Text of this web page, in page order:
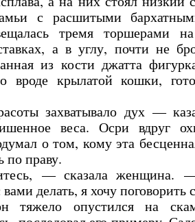
с расшитыми
тремя торшерами
а в углу, почти не
из кости джатта
вроде крылатой кошки,
захватывало дух —
веса. Осри вдруг
о том, кому эта
по праву.
— сказала женщина.
делать, я хочу поговорить
опустился на